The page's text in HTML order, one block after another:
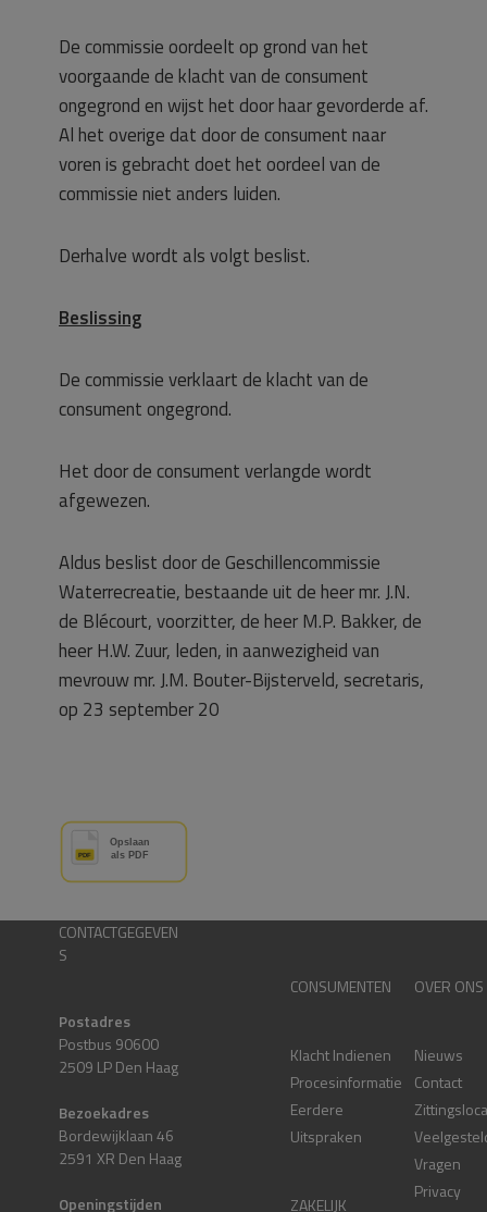
De commissie oordeelt op grond van het
voorgaande de klacht van de consument
ongegrond en wijst het door haar gevorderde af.
Al het overige dat door de consument naar
voren is gebracht doet het oordeel van de
commissie niet anders luiden.
Derhalve wordt als volgt beslist.
Beslissing
De commissie verklaart de klacht van de
consument ongegrond.
Het door de consument verlangde wordt
afgewezen.
Aldus beslist door de Geschillencommissie
Waterrecreatie, bestaande uit de heer mr. J.N.
de Blécourt, voorzitter, de heer M.P. Bakker, de
heer H.W. Zuur, leden, in aanwezigheid van
mevrouw mr. J.M. Bouter-Bijsterveld, secretaris,
op 23 september 20
CONTACTGEGEVEN
S
Postadres
Postbus 90600
2509 LP Den Haag
Bezoekadres
Bordewijklaan 46
2591 XR Den Haag
Openingstijden
CONSUMENTEN
Klacht Indienen
Procesinformatie
Eerdere
Uitspraken
ZAKELIJK
OVER ONS
Nieuws
Contact
Vragen
Privacy